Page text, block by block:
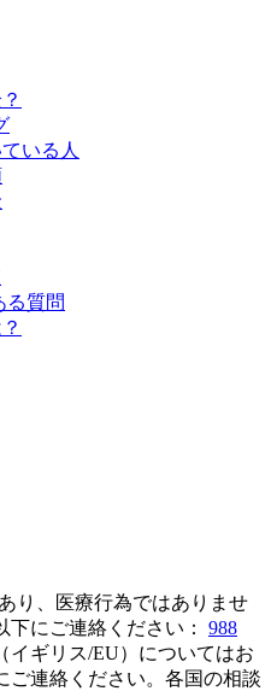
いる人
る質問
り、医療行為ではありませ
にご連絡ください：
988
（イギリス/EU）についてはお
ご連絡ください。各国の相談